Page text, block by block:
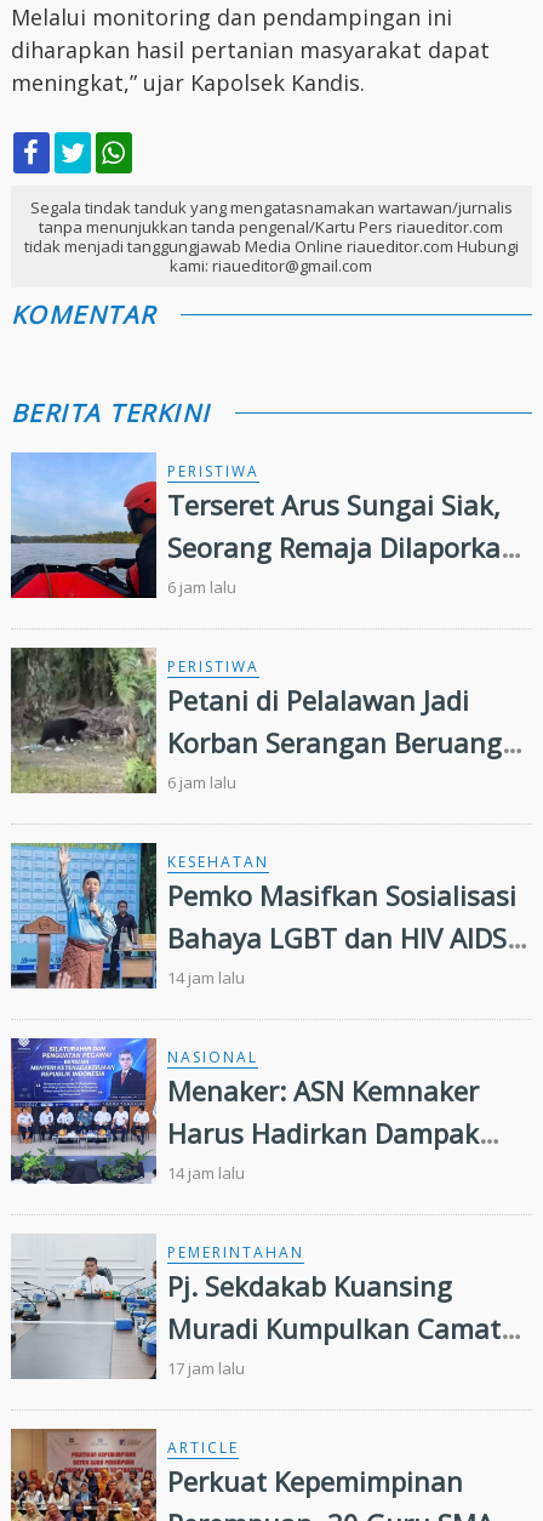
Melalui monitoring dan pendampingan ini
diharapkan hasil pertanian masyarakat dapat
meningkat,” ujar Kapolsek Kandis.
Segala tindak tanduk yang mengatasnamakan wartawan/jurnalis
tanpa menunjukkan tanda pengenal/Kartu Pers riaueditor.com
tidak menjadi tanggungjawab Media Online riaueditor.com Hubungi
kami: riaueditor@gmail.com
KOMENTAR
BERITA TERKINI
PERISTIWA
Terseret Arus Sungai Siak,
Seorang Remaja Dilaporkan
Hilang Tenggelam
6 jam lalu
PERISTIWA
Petani di Pelalawan Jadi
Korban Serangan Beruang
Liar
6 jam lalu
KESEHATAN
Pemko Masifkan Sosialisasi
Bahaya LGBT dan HIV AIDS
Bagi Siswa di Pekanbaru
14 jam lalu
NASIONAL
Menaker: ASN Kemnaker
Harus Hadirkan Dampak
Nyata bagi Masyarakat
14 jam lalu
PEMERINTAHAN
Pj. Sekdakab Kuansing
Muradi Kumpulkan Camat
Se- Kabupaten Kuansing
17 jam lalu
ARTICLE
Perkuat Kepemimpinan